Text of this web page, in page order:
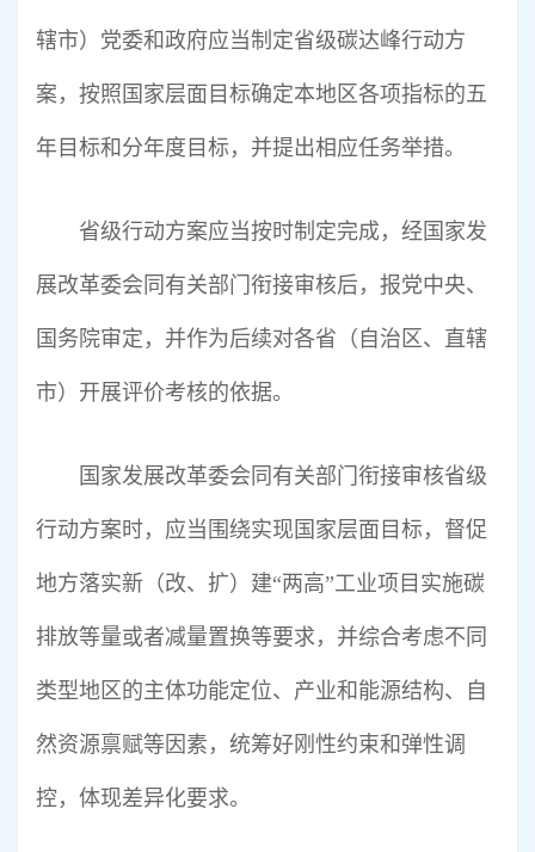
辖市）党委和政府应当制定省级碳达峰行动方
案，按照国家层面目标确定本地区各项指标的五
年目标和分年度目标，并提出相应任务举措。
省级行动方案应当按时制定完成，经国家发
展改革委会同有关部门衔接审核后，报党中央、
国务院审定，并作为后续对各省（自治区、直辖
市）开展评价考核的依据。
国家发展改革委会同有关部门衔接审核省级
行动方案时，应当围绕实现国家层面目标，督促
地方落实新（改、扩）建“两高”工业项目实施碳
排放等量或者减量置换等要求，并综合考虑不同
类型地区的主体功能定位、产业和能源结构、自
然资源禀赋等因素，统筹好刚性约束和弹性调
控，体现差异化要求。